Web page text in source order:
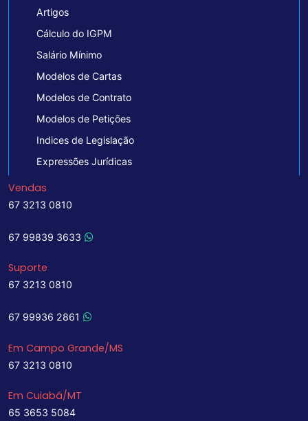
Artigos
Cálculo do IGPM
Salário Mínimo
Modelos de Cartas
Modelos de Contrato
Modelos de Petições
Indices de Legislação
Expressões Jurídicas
Vendas
67 3213 0810
67 99839 3633
Suporte
67 3213 0810
67 99936 2861
Em Campo Grande/MS
67 3213 0810
Em Cuiabá/MT
65 3653 5084